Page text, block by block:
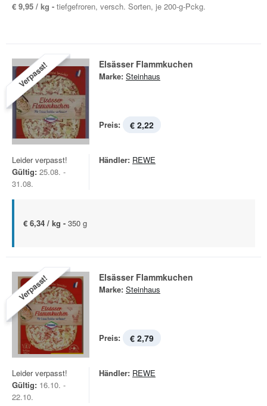
€ 9,95 / kg - tiefgefroren, versch. Sorten, je 200-g-Pckg.
Verpasst! Elsässer Flammkuchen
Marke: Steinhaus
Preis: € 2,22
Leider verpasst!
Gültig: 25.08. -
31.08.
Händler: REWE
€ 6,34 / kg - 350 g
Verpasst! Elsässer Flammkuchen
Marke: Steinhaus
Preis: € 2,79
Leider verpasst!
Gültig: 16.10. -
22.10.
Händler: REWE